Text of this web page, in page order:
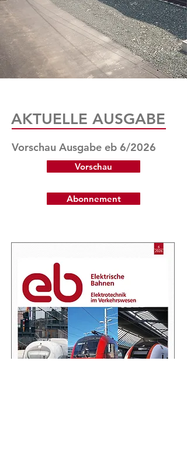
AKTUELLE AUSGABE
Vorschau Ausgabe eb 6/2026
Vorschau
Abonnement